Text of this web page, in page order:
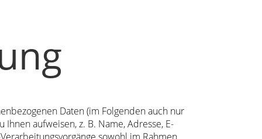
Daten (im Folgenden auch nur
aufweisen, z. B. Name, Adresse, E-